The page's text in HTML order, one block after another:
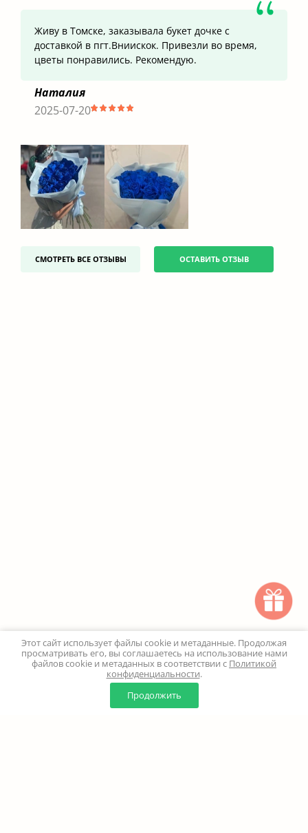
Живу в Томске, заказывала букет дочке с
доставкой в пгт.Вниискок. Привезли во время,
цветы понравились. Рекомендую.
Наталия
2025-07-20
СМОТРЕТЬ ВСЕ ОТЗЫВЫ ОСТАВИТЬ ОТЗЫВ
0
Корзина
Этот сайт использует файлы cookie и метаданные. Продолжая
просматривать его, вы соглашаетесь на использование нами
файлов cookie и метаданных в соответствии с Политикой
конфиденциальности.
Продолжить